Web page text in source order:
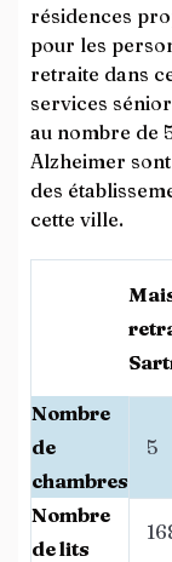
résidences
pour les
retraite dans
services
au nombre de
Alzheimer
des
cette ville.
Nombre
de
chambres
5
Nombre
de lits